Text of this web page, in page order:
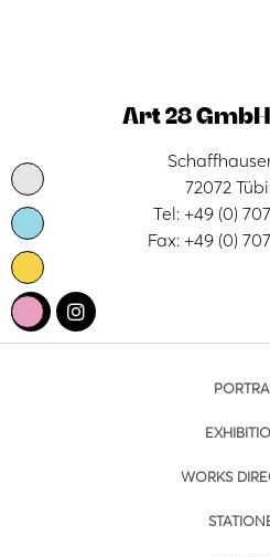
Art 28 GmbH
72072
Tel: +49 (0)
Fax: +49 (0)
WORKS